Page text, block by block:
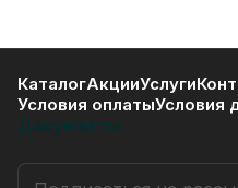
КаталогАкцииУслуги
Условия оплатыУсловия
Документы